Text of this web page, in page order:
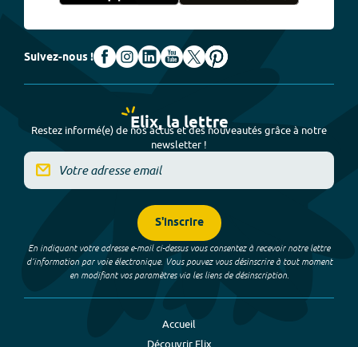
Suivez-nous !
Elix, la lettre
Restez informé(e) de nos actus et des nouveautés grâce à notre
newsletter !
S'inscrire
En indiquant votre adresse e-mail ci-dessus vous consentez à recevoir notre lettre
d’information par voie électronique. Vous pouvez vous désinscrire à tout moment
en modifiant vos paramètres via les liens de désinscription.
Accueil
Découvrir Elix